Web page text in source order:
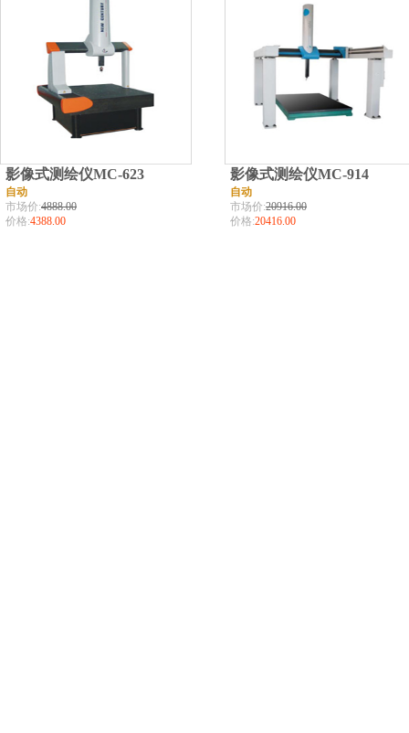
影像式测绘仪MC-623
自动
市场价:4888.00
价格:4388.00
影像式测绘仪MC-914
自动
市场价:20916.00
价格:20416.00